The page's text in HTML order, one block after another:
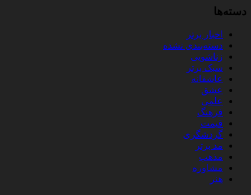
دسته‌ها
اخبار برتر
دسته‌بندی نشده
زناشویی
سبک برتر
عاشقانه
عشق
علمی
فرهنگ
قیمت
گردشگری
مد برتر
مذهب
مشاوره
هنر